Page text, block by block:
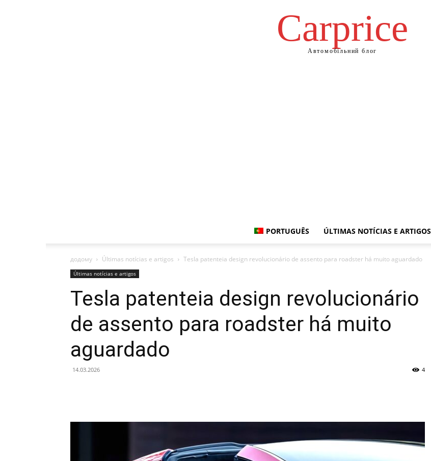
Сarprice
Автомобільний блог
PORTUGUÊS ÚLTIMAS NOTÍCIAS E ARTIGOS
додому Últimas notícias e artigos Tesla patenteia design revolucionário de assento para roadster há muito aguardado
Últimas notícias e artigos
Tesla patenteia design revolucionário
de assento para roadster há muito
aguardado
14.03.2026 4